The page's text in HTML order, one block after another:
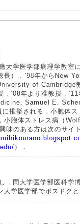
大学医学部病理学教室
長）．’98年からNew
of
’08年より准教授，
Samuel E.
挙される．小胞体ス
小胞体ストレス病（
味のある方は次のサイ
）．
，同大学医学部医科学
大学医学部でポスドク